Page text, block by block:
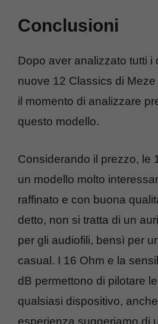
Conclusioni
Dopo aver analizzato tutti i
nuove 12 Classics di
il momento di analizzare
questo modello.
Considerando il prezzo, le
un modello molto
raffinato e con buona
detto, non si tratta di un
per gli audiofili, bensì per
casual. I 16 Ohm e la
dB permettono di pilotare
qualsiasi dispositivo,
esperienza suggeriamo di